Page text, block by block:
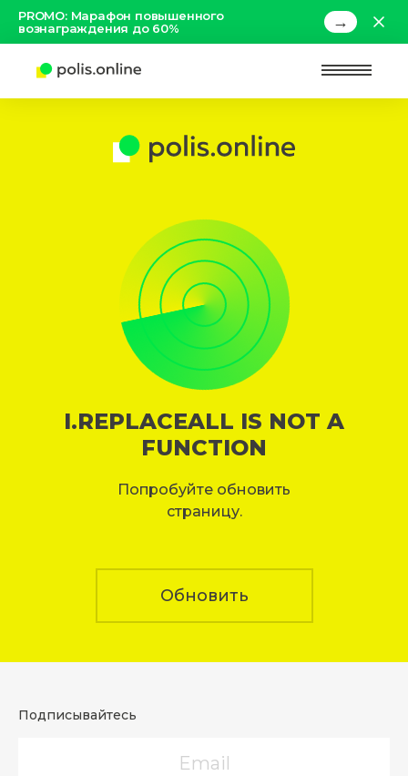
PROMO: Марафон повышенного
вознаграждения до 60%
→
I.REPLACEALL IS NOT A
FUNCTION
Попробуйте обновить
страницу.
Обновить
Подписывайтесь